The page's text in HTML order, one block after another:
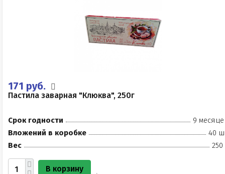
171 руб.
Пастила заварная "Клюква", 250г
Срок годности
9
Вложений в коробке
40
Вес
250
В корзину